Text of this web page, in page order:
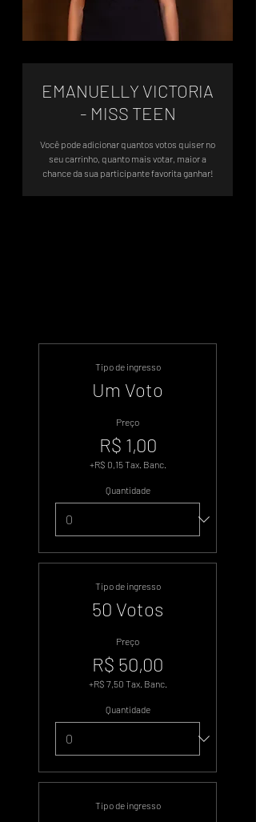
EMANUELLY VICTORIA
- MISS TEEN
Você pode adicionar quantos votos quiser no
seu carrinho, quanto mais votar, maior a
chance da sua participante favorita ganhar!
Tipo de ingresso
Um Voto
Preço
R$ 1,00
+R$ 0,15 Tax. Banc.
Quantidade
Tipo de ingresso
50 Votos
Preço
R$ 50,00
+R$ 7,50 Tax. Banc.
Quantidade
Tipo de ingresso